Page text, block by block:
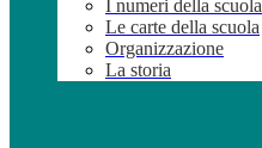
I numeri della scuola
Le carte della scuola
Organizzazione
La storia